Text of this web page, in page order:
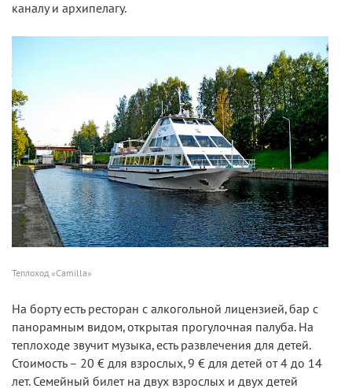
каналу и архипелагу.
Теплоход «Camilla»
На борту есть ресторан с алкогольной лицензией, бар с
панорамным видом, открытая прогулочная палуба. На
теплоходе звучит музыка, есть развлечения для детей.
Стоимость – 20 € для взрослых, 9 € для детей от 4 до 14
лет. Семейный билет на двух взрослых и двух детей